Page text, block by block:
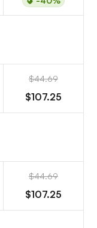
$44.69
$107.25
$44.69
$107.25